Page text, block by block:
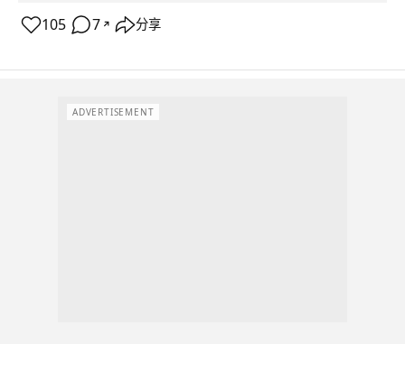
105 7 ↗ 分享
ADVERTISEMENT